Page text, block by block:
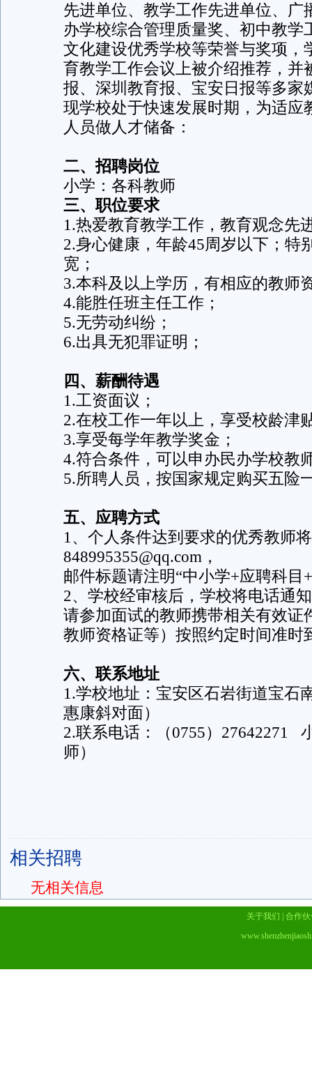
先进单位、教学工作先进单位、广
办学校综合管理质量奖、初中教学
文化建设优秀学校等荣誉与奖项，
育教学工作会议上被介绍推荐，并
报、深圳教育报、宝安日报等多家
现学校处于快速发展时期，为适应
人员做人才储备：
二、招聘岗位
小学：各科教师
三、职位要求
1.热爱教育教学工作，教育观念先
2.身心健康，年龄45周岁以下；特
宽；
3.本科及以上学历，有相应的教师
4.能胜任班主任工作；
5.无劳动纠纷；
6.出具无犯罪证明；
四、薪酬待遇
1.工资面议；
2.在校工作一年以上，享受校龄津
3.享受每学年教学奖金；
4.符合条件，可以申办民办学校教
5.所聘人员，按国家规定购买五险
五、应聘方式
1、个人条件达到要求的优秀教师
848995355@qq.com，
邮件标题请注明“中小学+应聘科目
2、学校经审核后，学校将电话通
请参加面试的教师携带相关有效证
教师资格证等）按照约定时间准时
六、联系地址
1.学校地址：宝安区石岩街道宝石
惠康斜对面）
2.联系电话：（0755）27642271
师）
相关招聘
无相关信息
关于我们
合作